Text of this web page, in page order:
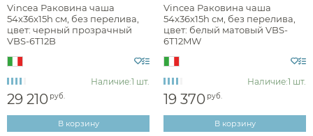
Vincea Раковина чаша
54x36x15h см, без перелива,
цвет: черный прозрачный
VBS-6T12B
Наличие:1 шт.
29 210 руб.
В корзину
Vincea Раковина чаша
54x36x15h см, без перелива,
цвет: белый матовый VBS-
6T12MW
Наличие:1 шт.
19 370 руб.
В корзину